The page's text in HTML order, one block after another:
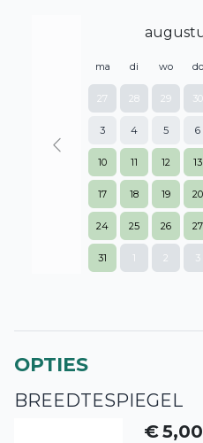
ma di wo do
27 28 29 30
3 4 5 6
10 11 12 13
17 18 19 20
24 25 26 27
31 1 2 3
Previous
OPTIES
BREEDTESPIEGEL
€5,00